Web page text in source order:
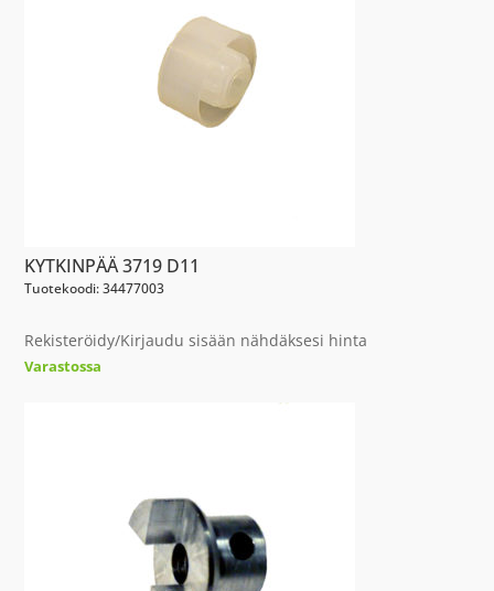
KYTKINPÄÄ 3719 D11
Tuotekoodi: 34477003
Rekisteröidy/Kirjaudu sisään nähdäksesi hinta
Varastossa